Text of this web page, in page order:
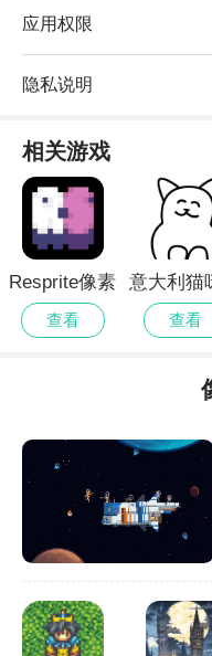
应用权限
隐私说明
相关游戏
Resprite像素
画高画质版
查看
意大利猫
宝记正
查看